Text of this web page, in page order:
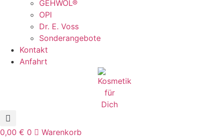
GEHWOL®
OPI
Dr. E. Voss
Sonderangebote
Kontakt
Anfahrt
0,00 € 0 Warenkorb